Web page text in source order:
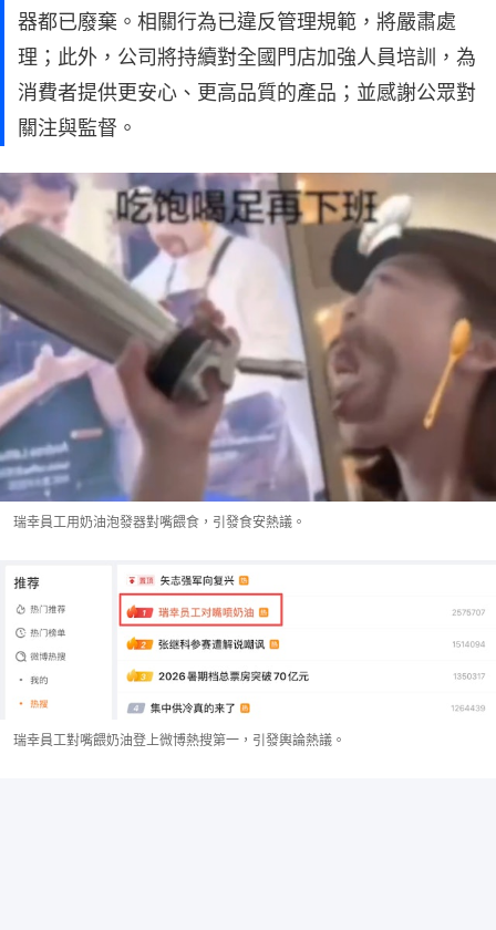
器都已廢棄。相關行為已違反管理規範，將嚴肅處
理；此外，公司將持續對全國門店加強人員培訓，為
消費者提供更安心、更高品質的產品；並感謝公眾對
關注與監督。
瑞幸員工用奶油泡發器對嘴餵食，引發食安熱議。
瑞幸員工對嘴餵奶油登上微博熱搜第一，引發輿論熱議。